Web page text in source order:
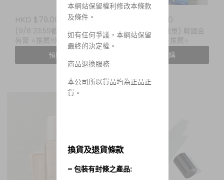
HKD $79.00
(9/8 23:59截單) culip 潤
唇膏 ⭐️推薦!!唇瘡必備!!
預購
HKD $55.00
(9/8 23:59截單) 韓國金
智媛眼藥水 ⭐️推薦⭐️
預購
本網站保留權利修改本條款
及條件。
如有任何爭議，本網站保留
最終的決定權。
商品退換服務
本公司所以貨品均為正品正
貨。
換貨及退貨條款
– 包裝有封條之產品: